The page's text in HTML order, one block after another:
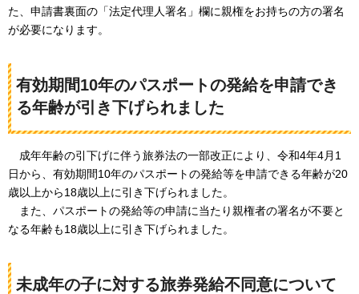
た、申請書裏面の「法定代理人署名」欄に親権をお持ちの方の署名
が必要になります。
有効期間10年のパスポートの発給を申請でき
る年齢が引き下げられました
成年年齢の引下げに伴う旅券法の一部改正により、令和4年4月1
日から、有効期間10年のパスポートの発給等を申請できる年齢が20
歳以上から18歳以上に引き下げられました。
ま た、パスポートの発給等の申請に当たり親権者の署名が不要と
なる年齢も18歳以上に引き下げられました。
未成年の子に対する旅券発給不同意について